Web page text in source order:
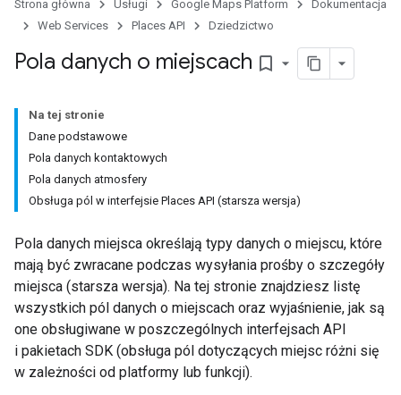
Strona główna Usługi Google Maps Platform
Dokumentacja
Web Services
Places API Dziedzictwo
Pola danych o miejscach bookmark_border
Na tej stronie
Dane podstawowe
Pola danych kontaktowych
Pola danych atmosfery
Obsługa pól w interfejsie Places API (starsza wersja)
Pola danych miejsca określają typy danych o miejscu, które
mają być zwracane podczas wysyłania prośby o szczegóły
miejsca (starsza wersja). Na tej stronie znajdziesz listę
wszystkich pól danych o miejscach oraz wyjaśnienie, jak są
one obsługiwane w poszczególnych interfejsach API
i pakietach SDK (obsługa pól dotyczących miejsc różni się
w zależności od platformy lub funkcji).